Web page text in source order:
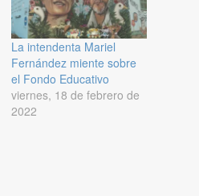
La intendenta Mariel
Fernández miente sobre
el Fondo Educativo
viernes, 18 de febrero de
2022